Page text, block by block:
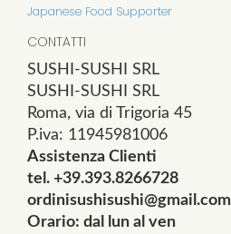
Japanese Food Supporter
CONTATTI
SUSHI-SUSHI SRL
SUSHI-SUSHI SRL
Roma, via di Trigoria 45
P.iva: 11945981006
Assistenza Clienti
tel. +39.393.8266728
ordinisushisushi@gmail.com
Orario: dal lun al ven